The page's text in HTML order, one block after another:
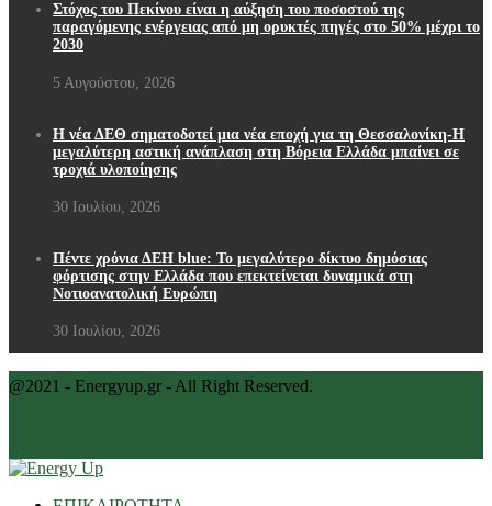
Στόχος του Πεκίνου είναι η αύξηση του ποσοστού της
παραγόμενης ενέργειας από μη ορυκτές πηγές στο 50% μέχρι το
2030
5 Αυγούστου, 2026
Η νέα ΔΕΘ σηματοδοτεί μια νέα εποχή για τη Θεσσαλονίκη-Η
μεγαλύτερη αστική ανάπλαση στη Βόρεια Ελλάδα μπαίνει σε
τροχιά υλοποίησης
30 Ιουλίου, 2026
Πέντε χρόνια ΔΕΗ blue: Το μεγαλύτερο δίκτυο δημόσιας
φόρτισης στην Ελλάδα που επεκτείνεται δυναμικά στη
Νοτιοανατολική Ευρώπη
30 Ιουλίου, 2026
@2021 - Energyup.gr - All Right Reserved.